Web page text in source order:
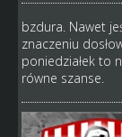
bzdura. Nawet
znaczeniu
poniedziałek to
równe szanse.